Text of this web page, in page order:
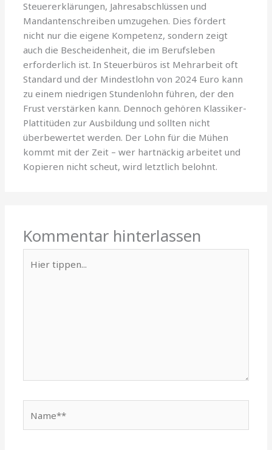
Steuererklärungen, Jahresabschlüssen und
Mandantenschreiben umzugehen. Dies fördert
nicht nur die eigene Kompetenz, sondern zeigt
auch die Bescheidenheit, die im Berufsleben
erforderlich ist. In Steuerbüros ist Mehrarbeit oft
Standard und der Mindestlohn von 2024 Euro kann
zu einem niedrigen Stundenlohn führen, der den
Frust verstärken kann. Dennoch gehören Klassiker-
Plattitüden zur Ausbildung und sollten nicht
überbewertet werden. Der Lohn für die Mühen
kommt mit der Zeit – wer hartnäckig arbeitet und
Kopieren nicht scheut, wird letztlich belohnt.
Kommentar hinterlassen
tippen...